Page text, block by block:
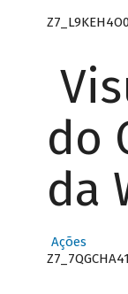
do
da
Ações